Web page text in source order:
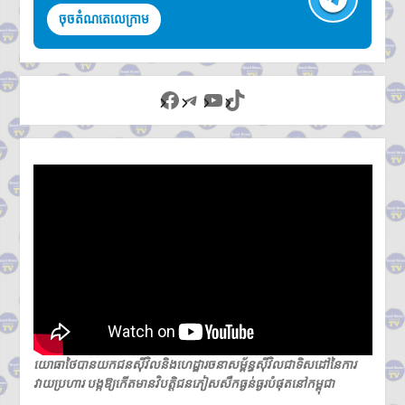
ចុចតំណតេលេក្រាម
Facebook
Telegram
YouTube
TikTok
យោធាថៃបានយកជនស៊ីវិលនិងហេដ្ឋារចនាសម្ព័ន្ធស៊ីវិលជាទិសដៅនៃការ
វាយប្រហារ បង្កឱ្យកើតមានវិបត្តិជនភៀសសឹកធ្ងន់ធ្ងរបំផុតនៅកម្ពុជា